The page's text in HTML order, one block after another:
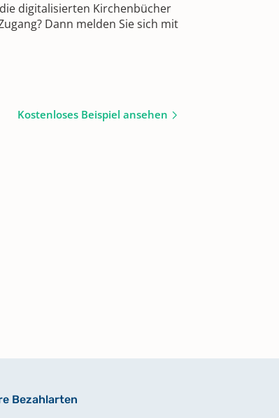
digitalisierten Kirchenbücher
Dann melden Sie sich mit
Kostenloses Beispiel ansehen
Bezahlarten